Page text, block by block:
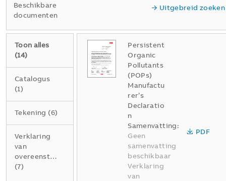
Beschikbare
documenten
Uitgebreid zoeken
Toon alles
(14)
Catalogus
(1)
Tekening (6)
Verklaring
van
overeenstemming
(7)
Persistent
Organic
Pollutants
(POPs)
Manufactu
rer’s
Declaratio
n
Samenvatting:
Geen
samenvatting
beschikbaar
Verklaring
van
PDF